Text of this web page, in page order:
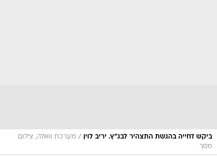
ביקש דחייה בהגשת התצהיר לבג"ץ. יריב לוין / מערכת וואלה, צילום
מסך